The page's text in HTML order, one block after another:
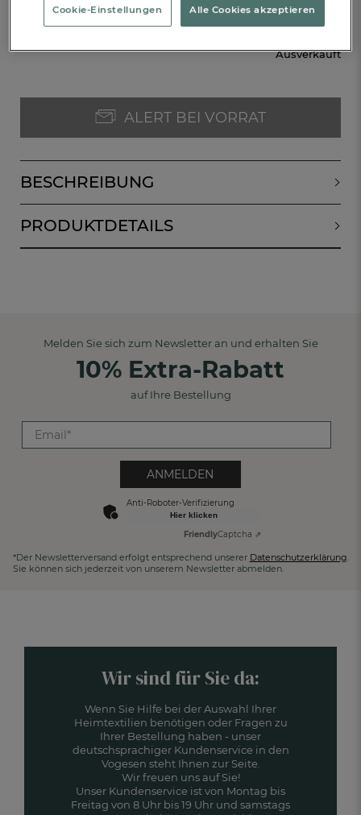
BE
Ausverkauft
€ 59,-
ALERT BEI VORRAT
BESCHREIBUNG
PRODUKTDETAILS
Melden Sie sich zum Newsletter an und erhalten Sie
10% Extra-Rabatt
auf Ihre Bestellung
ANMELDEN
Anti-Roboter-Verifizierung
Hier klicken
FriendlyCaptcha ⇗
*Der Newsletterversand erfolgt entsprechend unserer Datenschutzerklärung.
Sie können sich jederzeit von unserem Newsletter abmelden.
Wir sind für Sie da:
Wenn Sie Hilfe bei der Auswahl Ihrer
Heimtextilien benötigen oder Fragen zu
Ihrer Bestellung haben - unser
deutschsprachiger Kundenservice in den
Vogesen steht Ihnen zur Seite.
Wir freuen uns auf Sie!
Unser Kundenservice ist von Montag bis
Freitag von 8 Uhr bis 19 Uhr und samstags
Cookie-Einstellungen Alle Cookies akzeptieren